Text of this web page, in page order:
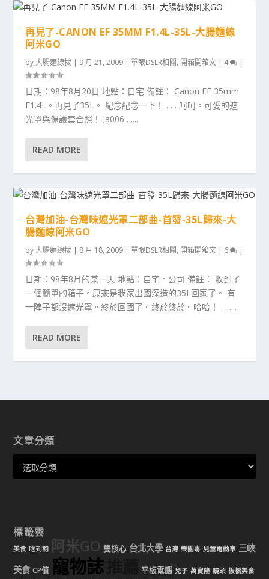
再見了-CANON EF 35MM F1.4L-35L-大腸麵線
阿米GO
by大腸麵線拔 | 9 月 21, 2009 |單眼DSLR相關, 開箱開箱文 | 4 |
日期：98年8月20日 地點：自宅 備註： Canon EF 35mm
F1.4L。再見了35L。 紀念紀念一下！ . . . 呵呵。可愛的遮
光罩與保護套合照！ ;a006 . ....
READ MORE
台灣加油-台灣味遮光罩二部曲-首發-35L歸來-大
腸麵線阿米GO
by大腸麵線拔 | 8 月 18, 2009 |單眼DSLR相關, 開箱開箱文 | 6 |
日期：98年8月的某一天 地點：自宅。公司 備註： 收到了
一個簡單的箱子。原來是我家出國深造的35L回家了。 有
一陣子都沒遮光罩。終於回國了。終於終於。哈哈！ . . ....
READ MORE
文章分類
標籤雲
美食 吃到飽 阿米GO 雙核心 台北大學 台灣 樂園毒 兒童電動車 三峽
美食 CP值 寵物誌 平板電腦 兒子 萬寶隆 鏡頭 板橋美食